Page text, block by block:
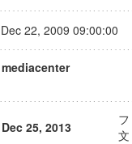
Dec 22, 2009 09:00:00
mediacenter
Dec 25, 2013